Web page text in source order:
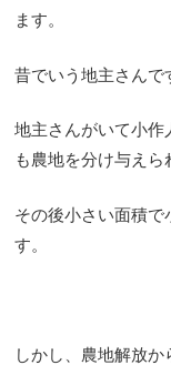
ます。
昔でいう地主さんで
地主さんがいて小作
も農地を分け与えら
その後小さい面積
す。
しかし、農地解放